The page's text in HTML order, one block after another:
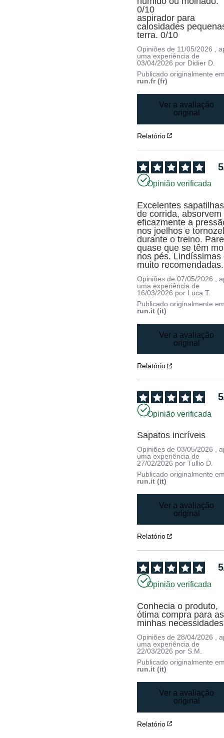
0/10
aspirador para
calosidades
terra. 0/10
Opiniões de 11/05/2026
,
uma experiência de
03/04/2026 por Didier D.
Publicado originalmente
run.fr (fr)
Ver a avaliação
original
Relatório
5
Opinião verificada
Excelentes sapatilhas
de corrida, absorvem
eficazmente a
nos joelhos e
durante o treino.
quase que se têm
nos pés. Lindíssimas
muito recomendadas.
Opiniões de07/05/2026
,
uma experiência de
16/03/2026 por Luca T.
Publicado originalmente
run.it (it)
Ver a avaliação
original
Relatório
5
Opinião verificada
Sapatos incríveis
Opiniões de03/05/2026 ,
uma experiência de
27/02/2026 porTullio D.
Publicado originalmente
run.it (it)
Ver a avaliação
original
Relatório
5
Opinião verificada
Conhecia o produto,
ótima compra para as
minhas necessidades
Opiniões de 28/04/2026
,
uma experiência de
22/03/2026 por S.M.
Publicado originalmente
run.it (it)
Ver a avaliação
original
Relatório